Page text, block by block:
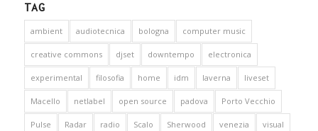
TAG
ambient audiotecnica bologna computer music
creative commons djset downtempo electronica
experimental filosofia home idm laverna liveset
Macello netlabel open source padova Porto Vecchio
Pulse Radar radio Scalo Sherwood venezia visual